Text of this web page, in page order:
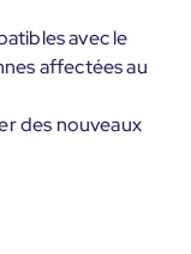
avec le
affectées au
des nouveaux